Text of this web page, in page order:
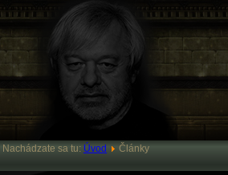
Nachádzate sa tu: Úvod Články